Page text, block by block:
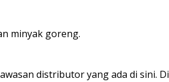
minyak goreng.
distributor yang ada di sini. Di